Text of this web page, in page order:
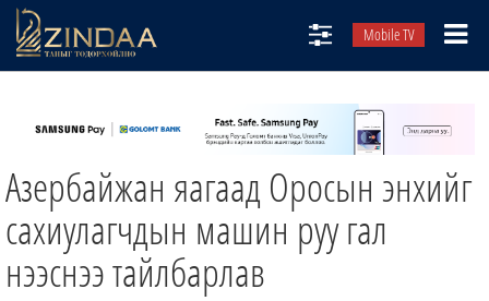
Mobile TV
ТВ8
ӨГЛӨӨНИЙ СОНИН
АУДИО ЗОХИОЛ
ЗИНДАА СЭТГҮҮЛ
Азербайжан яагаад Оросын энхийг
сахиулагчдын машин руу гал
нээснээ тайлбарлав